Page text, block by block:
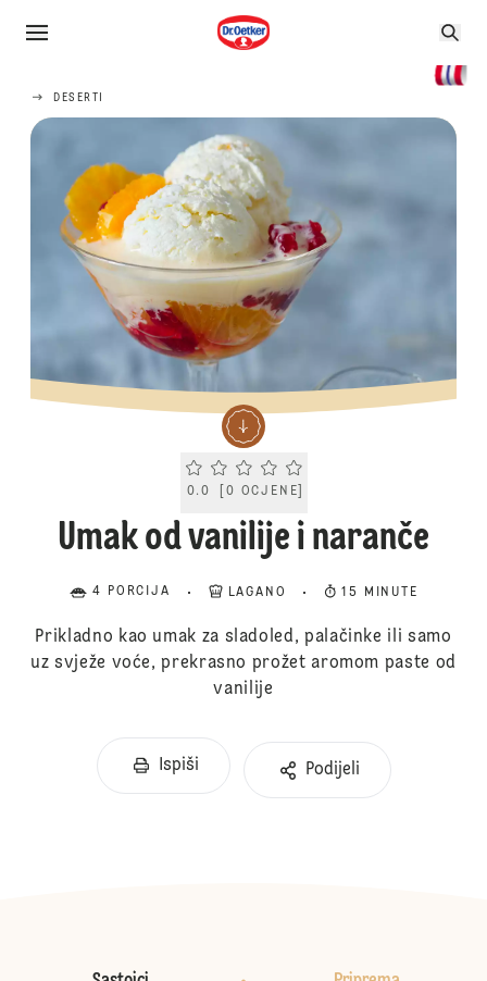
DESERTI
Current rating 0.0. Click to rate.
0.0 0 OCJENE
Umak od vanilije i naranče
4 PORCIJA LAGANO 15 MINUTE
Prikladno kao umak za sladoled, palačinke ili samo
uz svježe voće, prekrasno prožet aromom paste od
vanilije
Ispiši Podijeli